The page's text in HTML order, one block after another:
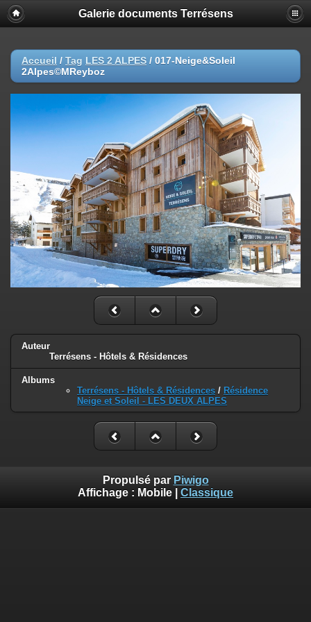
Galerie documents Terrésens
Accueil / Tag LES 2 ALPES / 017-Neige&Soleil
2Alpes©MReyboz
Auteur
Terrésens - Hôtels & Résidences
Albums
Terrésens - Hôtels & Résidences / Résidence
Neige et Soleil - LES DEUX ALPES
Propulsé par Piwigo
Affichage : Mobile Classique